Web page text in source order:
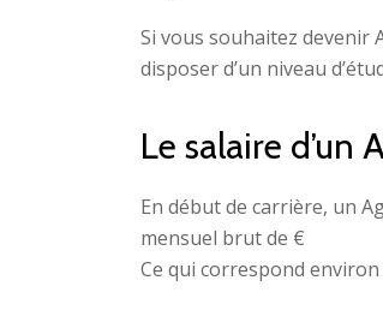
Si vous souhaitez devenir
disposer d’un niveau
Le salaire
En début de carrière, un
mensuel brut de €
Ce qui correspond